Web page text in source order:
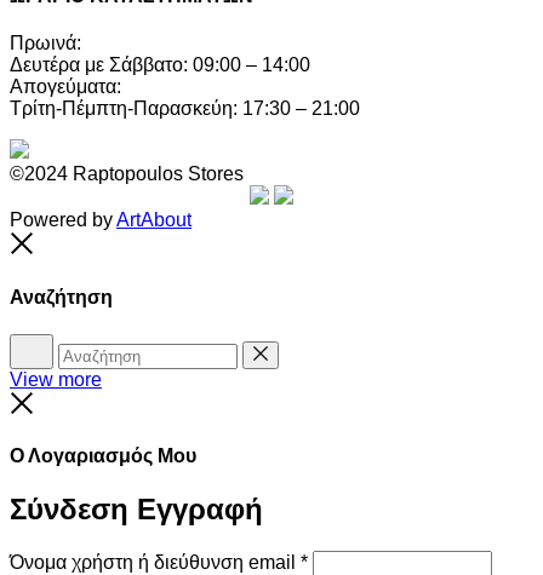
Πρωινά:
Δευτέρα με Σάββατο: 09:00 – 14:00
Απογεύματα:
Τρίτη-Πέμπτη-Παρασκεύη: 17:30 – 21:00
©2024 Raptopoulos Stores
Powered byArtAbout
Αναζήτηση
Αναζήτηση Reset
View more
Ο Λογαριασμός Μου
Σύνδεση Εγγραφή
Όνομα χρήστη ή διεύθυνση email *